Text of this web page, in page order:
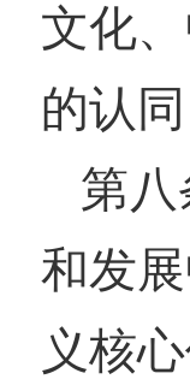
文化
的认
第
和发
义核